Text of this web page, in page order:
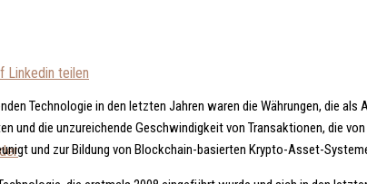
Linkedin teilen
Technologie in den letzten Jahren waren die Währungen, die
und die unzureichende Geschwindigkeit von Transaktionen, die
und zur Bildung von Blockchain-basierten Krypto-Asset-